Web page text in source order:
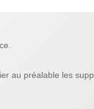
au préalable les